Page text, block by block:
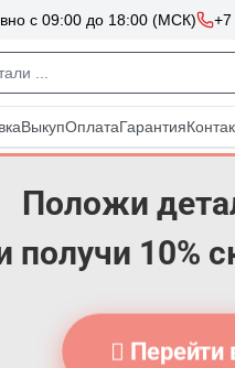
Положи
получи 10%
Перейти